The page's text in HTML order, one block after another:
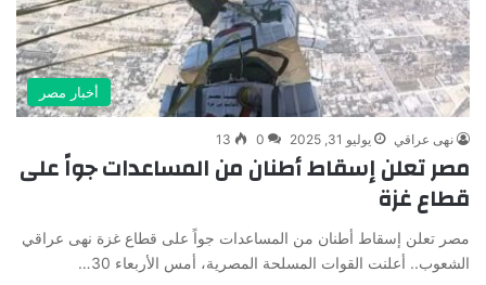
أخبار مصر
نهى عراقي يوليو 31, 2025 0
13
مصر تعلن إسقاط أطنان من المساعدات جواً على
قطاع غزة
مصر تعلن إسقاط أطنان من المساعدات جواً على قطاع غزة نهى عراقي
الشعوب.. أعلنت القوات المسلحة المصرية، أمس الأربعاء 30…